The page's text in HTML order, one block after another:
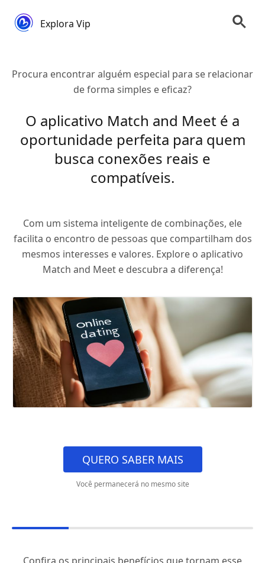
Explora Vip
Procura encontrar alguém especial para se relacionar
de forma simples e eficaz?
O aplicativo Match and Meet é a
oportunidade perfeita para quem
busca conexões reais e
compatíveis.
Com um sistema inteligente de combinações, ele
facilita o encontro de pessoas que compartilham dos
mesmos interesses e valores. Explore o aplicativo
Match and Meet e descubra a diferença!
QUERO SABER MAIS
Você permanecerá no mesmo site